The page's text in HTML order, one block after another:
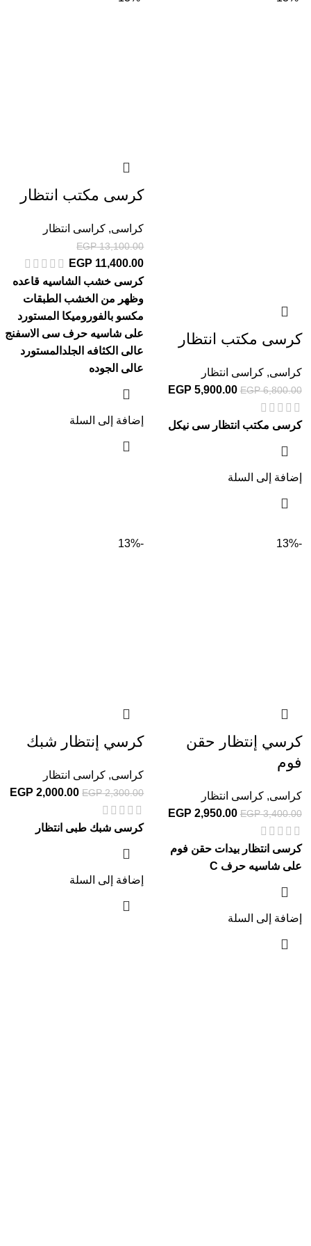
كرسى مكتب انتظار
كراسى,كراسى انتظار
EGP6,800.00
EGP 5,900.00
كرسى مكتب انتظار سى نيكل
إضافة إلى السلة
كرسى مكتب انتظار
كراسى, كراسى انتظار
EGP13,100.00
EGP 11,400.00
كرسى خشب الشاسيه قاعده
وظهر من الخشب الطبقات
مكسو بالفوروميكا المستورد
على شاسيه حرف سى الاسفنج
عالى الكثافه الجلدالمستورد
عالى الجوده
إضافة إلى السلة
-13%
كرسي إنتظار حقن
فوم
كراسى,كراسى انتظار
EGP3,400.00
EGP 2,950.00
كرسى انتظار بيدات حقن فوم
على شاسيه حرف C
إضافة إلى السلة
-13%
كرسي إنتظار شبك
كراسى, كراسى انتظار
EGP2,300.00
EGP 2,000.00
كرسى شبك طبى انتظار
إضافة إلى السلة